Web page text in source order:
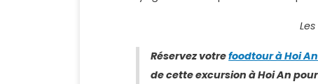
Réservez votrefoodtour à Hoi An
de cette excursion à Hoi An